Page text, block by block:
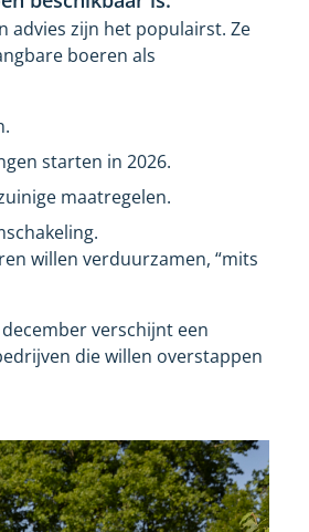
advies zijn het populairst. Ze
boeren als
starten in 2026.
maatregelen.
willen verduurzamen, “mits
verschijnt een
die willen overstappen